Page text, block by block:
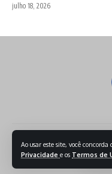
Ao usar este site, você concorda
Privacidade e os Termos de
julho 18, 2026
Todos os Direitos